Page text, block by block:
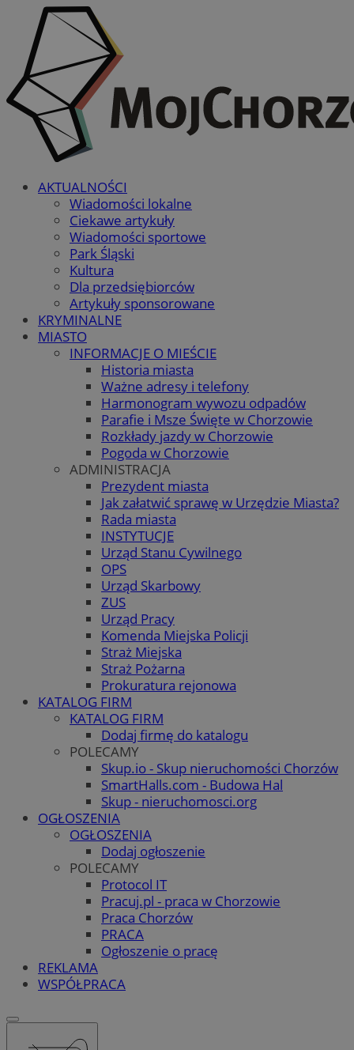
AKTUALNOŚCI
Wiadomości lokalne
Ciekawe artykuły
Wiadomości sportowe
Park Śląski
Kultura
Dla przedsiębiorców
Artykuły sponsorowane
KRYMINALNE
MIASTO
INFORMACJE O MIEŚCIE
Historia miasta
Ważne adresy i telefony
Harmonogram wywozu odpadów
Parafie i Msze Święte w Chorzowie
Rozkłady jazdy w Chorzowie
Pogoda w Chorzowie
ADMINISTRACJA
Prezydent miasta
Jak załatwić sprawę w Urzędzie Miasta?
Rada miasta
INSTYTUCJE
Urząd Stanu Cywilnego
OPS
Urząd Skarbowy
ZUS
Urząd Pracy
Komenda Miejska Policji
Straż Miejska
Straż Pożarna
Prokuratura rejonowa
KATALOG FIRM
KATALOG FIRM
Dodaj firmę do katalogu
POLECAMY
Skup.io - Skup nieruchomości Chorzów
SmartHalls.com - Budowa Hal
Skup - nieruchomosci.org
OGŁOSZENIA
OGŁOSZENIA
Dodaj ogłoszenie
POLECAMY
Protocol IT
Pracuj.pl - praca w Chorzowie
Praca Chorzów
PRACA
Ogłoszenie o pracę
REKLAMA
WSPÓŁPRACA